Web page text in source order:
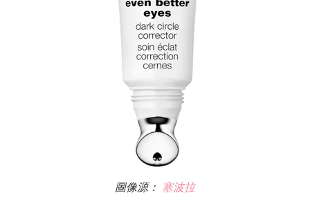
圖像源： 塞波拉